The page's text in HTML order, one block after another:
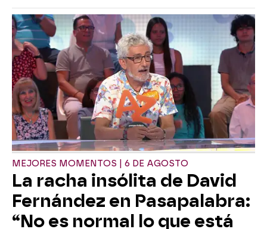
MEJORES MOMENTOS | 6 DE AGOSTO
La racha insólita de David
Fernández en Pasapalabra:
“No es normal lo que está